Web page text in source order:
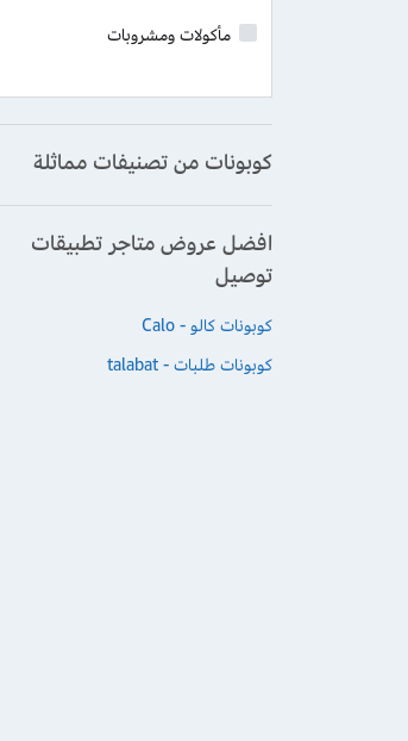
مأكولات ومشروبات
كوبونات من تصنيفات مماثلة
افضل عروض متاجر تطبيقات
توصيل
كوبونات كالو - Calo
كوبونات طلبات - talabat